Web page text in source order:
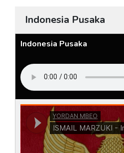
Indonesia Pusaka
Indonesia Pusaka